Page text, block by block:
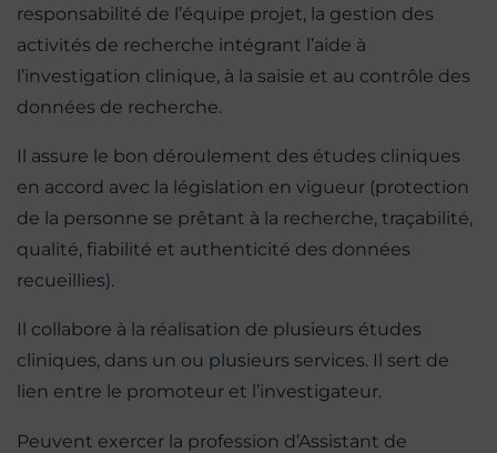
responsabilité de l’équipe projet, la gestion des
activités de recherche intégrant l’aide à
l’investigation clinique, à la saisie et au contrôle des
données de recherche.
Il assure le bon déroulement des études cliniques
en accord avec la législation en vigueur (protection
de la personne se prêtant à la recherche, traçabilité,
qualité, fiabilité et authenticité des données
recueillies).
Il collabore à la réalisation de plusieurs études
cliniques, dans un ou plusieurs services. Il sert de
lien entre le promoteur et l’investigateur.
Peuvent exercer la profession d’Assistant de